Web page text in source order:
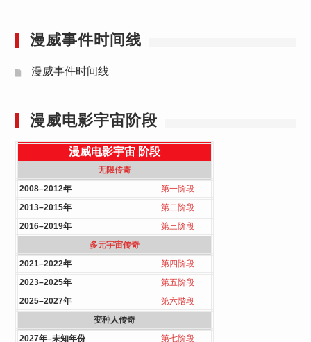
漫威事件时间线
漫威事件时间线
漫威电影宇宙阶段
漫威电影宇宙 阶段
无限传奇
2008–2012年
第一阶段
2013–2015年
第二阶段
2016–2019年
第三阶段
多元宇宙传奇
2021–2022年
第四阶段
2023–2025年
第五阶段
2025–2027年
第六階段
变种人传奇
2027年–未知年份
第七阶段